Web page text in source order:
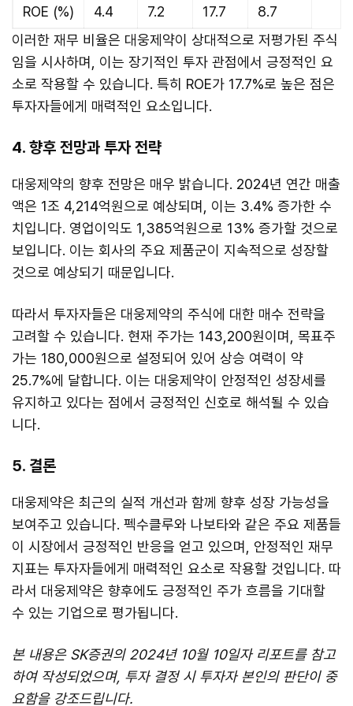
ROE (%) 4.4 7.2 17.7
8.7
이러한 재무 비율은 대웅제약이 상대적으로 저평가된 주식
임을 시사하며, 이는 장기적인 투자 관점에서 긍정적인 요
소로 작용할 수 있습니다. 특히 ROE가 17.7%로 높은 점은
투자자들에게 매력적인 요소입니다.
4. 향후 전망과 투자 전략
대웅제약의 향후 전망은 매우 밝습니다. 2024년 연간 매출
액은 1조 4,214억원으로 예상되며, 이는 3.4% 증가한 수
치입니다. 영업이익도 1,385억원으로 13% 증가할 것으로
보입니다. 이는 회사의 주요 제품군이 지속적으로 성장할
것으로 예상되기 때문입니다.
따라서 투자자들은 대웅제약의 주식에 대한 매수 전략을
고려할 수 있습니다. 현재 주가는 143,200원이며, 목표주
가는 180,000원으로 설정되어 있어 상승 여력이 약
25.7%에 달합니다. 이는 대웅제약이 안정적인 성장세를
유지하고 있다는 점에서 긍정적인 신호로 해석될 수 있습
니다.
5. 결론
대웅제약은 최근의 실적 개선과 함께 향후 성장 가능성을
보여주고 있습니다. 펙수클루와 나보타와 같은 주요 제품들
이 시장에서 긍정적인 반응을 얻고 있으며, 안정적인 재무
지표는 투자자들에게 매력적인 요소로 작용할 것입니다. 따
라서 대웅제약은 향후에도 긍정적인 주가 흐름을 기대할
수 있는 기업으로 평가됩니다.
본 내용은 SK증권의 2024년 10월 10일자 리포트를 참고
하여 작성되었으며, 투자 결정 시 투자자 본인의 판단이 중
요함을 강조드립니다.